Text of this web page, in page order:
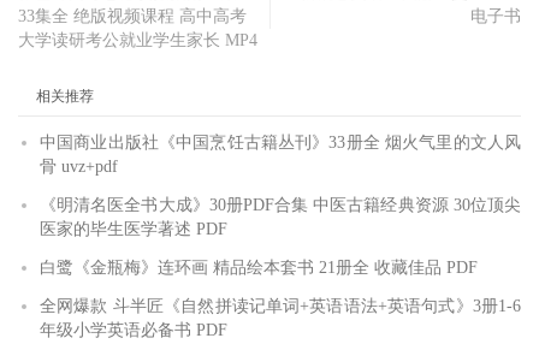
33集全 绝版视频课程 高中高考
大学读研考公就业学生家长 MP4
电子书
相关推荐
中国商业出版社《中国烹饪古籍丛刊》33册全 烟火气里的文人风
骨 uvz+pdf
《明清名医全书大成》30册PDF合集 中医古籍经典资源 30位顶尖
医家的毕生医学著述 PDF
白鹭《金瓶梅》连环画 精品绘本套书 21册全 收藏佳品 PDF
全网爆款 斗半匠《自然拼读记单词+英语语法+英语句式》3册1-6
年级小学英语必备书 PDF